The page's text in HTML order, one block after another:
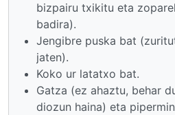
bizpairu txikitu eta
badira).
Jengibre puska bat
jaten).
Koko ur latatxo bat.
Gatza (ez ahaztu, behar
diozun haina) eta